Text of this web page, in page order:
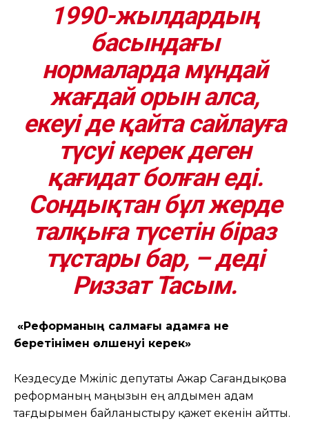
1990-жылдардың
басындағы
нормаларда мұндай
жағдай орын алса,
екеуі де қайта сайлауға
түсуі керек деген
қағидат болған еді.
Сондықтан бұл жерде
талқыға түсетін біраз
тұстары бар, – деді
Риззат Тасым.
«Реформаның салмағы адамға не
беретінімен өлшенуі керек»
Кездесуде Мәжіліс депутаты Ажар Сағандықова
реформаның маңызын ең алдымен адам
тағдырымен байланыстыру қажет екенін айтты.